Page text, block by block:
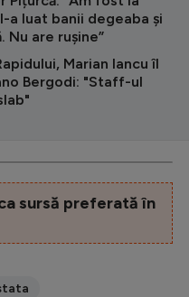
a luat banii degeaba și
Nu are rușine”
Marian Iancu îl
Bergodi: "Staff-ul
sursă preferată în